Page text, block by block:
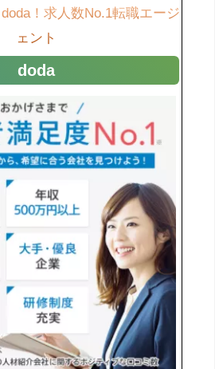
！求人数No.1転職エージ
ェント
doda